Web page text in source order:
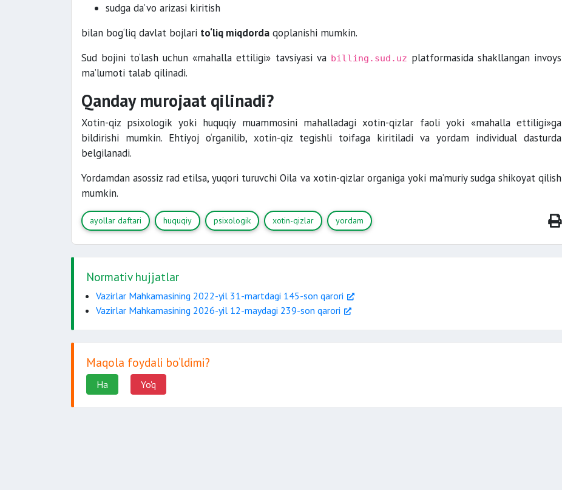
sudga da’vo arizasi kiritish
bilan bog‘liq davlat bojlari to‘liq miqdorda qoplanishi mumkin.
Sud bojini to‘lash uchun «mahalla ettiligi» tavsiyasi va billing.sud.uz platformasida shakllangan invoys
ma’lumoti talab qilinadi.
Qanday murojaat qilinadi?
Xotin-qiz psixologik yoki huquqiy muammosini mahalladagi xotin-qizlar faoli yoki «mahalla ettiligi»ga
bildirishi mumkin. Ehtiyoj o‘rganilib, xotin-qiz tegishli toifaga kiritiladi va yordam individual dasturda
belgilanadi.
Yordamdan asossiz rad etilsa, yuqori turuvchi Oila va xotin-qizlar organiga yoki ma’muriy sudga shikoyat qilish
mumkin.
ayollar daftari huquqiy psixologik xotin-qizlar yordam
Normativ hujjatlar
Vazirlar Mahkamasining 2022-yil 31-martdagi 145-son qarori
Vazirlar Mahkamasining 2026-yil 12-maydagi 239-son qarori
Maqola foydali bo‘ldimi?
Ha Yo'q